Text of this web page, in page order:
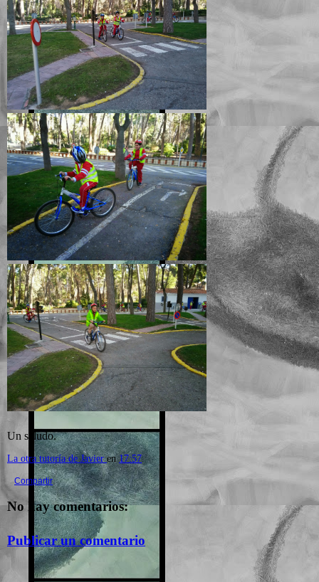
Un saludo.
La otra tutoría de Javier en17:57
Compartir
No hay comentarios:
Publicar un comentario